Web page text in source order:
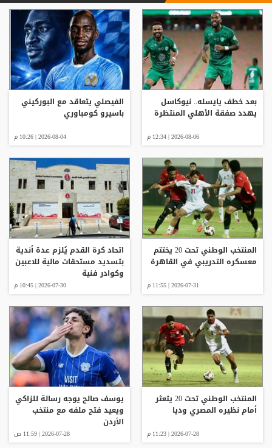
بعد خطف يايسله.. نيوكاسل
يهدد صفقة الأهلي المنتظرة
2026-08-06 | 12:34 م
الفيصلي يتعاقد مع البوركيني
باسيرو كومباوري
2026-08-04 | 10:26 م
المنتخب الوطني تحت 20 يختتم
معسكره التدريبي في القاهرة
2026-07-31 | 11:55 م
اتحاد كرة القدم يُلزم عدة أندية
بتسديد مستحقات مالية للاعبين
وكوادر فنية
2026-07-30 | 10:45 م
المنتخب الوطني تحت 20 يتعثر
أمام نظيره المصري وديا
2026-07-28 | 11:23 م
يوسف صالح يوجه رسالة للزاكي
ويعيد فتح ملفه مع منتخب
الأردن
2026-07-28 | 11:59 ص